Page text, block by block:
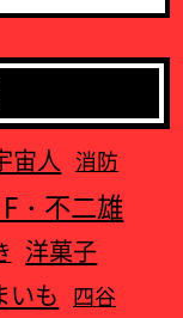
宙人 消防
・不二雄
洋菓子
いも 四谷